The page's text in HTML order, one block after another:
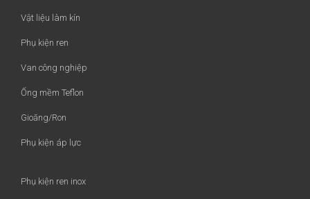
Vật liệu làm kín
Phụ kiện ren
Van công nghiệp
Ống mềm Teflon
Gioăng/Ron
Phụ kiện áp lực
Phụ kiện ren inox